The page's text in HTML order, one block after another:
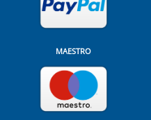
MAESTRO